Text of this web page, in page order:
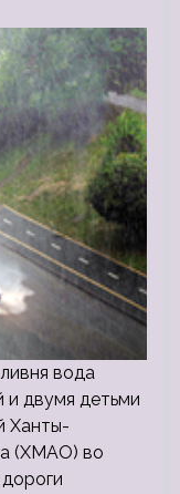
вода
двумя детьми
Ханты-
(ХМАО) во